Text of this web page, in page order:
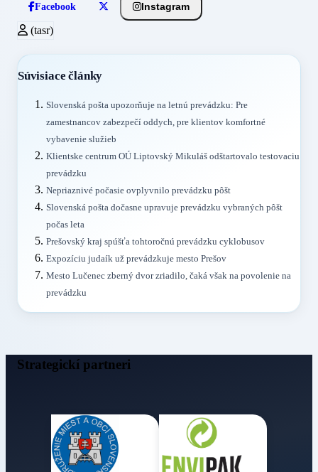
Facebook Instagram
(tasr)
Súvisiace články
Slovenská pošta upozorňuje na letnú prevádzku: Pre
zamestnancov zabezpečí oddych, pre klientov komfortné
vybavenie služieb
Klientske centrum OÚ Liptovský Mikuláš odštartovalo testovaciu
prevádzku
Nepriaznivé počasie ovplyvnilo prevádzku pôšt
Slovenská pošta dočasne upravuje prevádzku vybraných pôšt
počas leta
Prešovský kraj spúšťa tohtoročnú prevádzku cyklobusov
Expozíciu judaík už prevádzkuje mesto Prešov
Mesto Lučenec zberný dvor zriadilo, čaká však na povolenie na
prevádzku
Strategickí partneri